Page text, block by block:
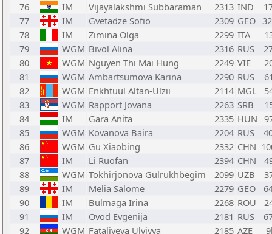
76
IM Vijayalakshmi Subbaraman 2313 IND
77
IM Gvetadze Sofio 2309 GEO
78
IM Zimina Olga 2299 ITA
79
WGM Bivol Alina 2316 RUS
80
WGM Nguyen Thi Mai Hung 2249 VIE
81
WGM Ambartsumova Karina 2290 RUS
82
WGM Enkhtuul Altan-Ulzii 2114 MGL
83
WGM Rapport Jovana 2263 SRB
84
IM Gara Anita 2335 HUN
85
WGM Kovanova Baira 2204 RUS
86
WGM Gu Xiaobing 2332 CHN
87
IM Li Ruofan 2394 CHN
88
WGM Tokhirjonova Gulrukhbegim 2099 UZB
89
IM Melia Salome 2279 GEO
90
IM Bulmaga Irina 2268 ROU
91
IM Ovod Evgenija 2181 RUS
92
WGM Fataliyeva Ulviyya 2185 AZE